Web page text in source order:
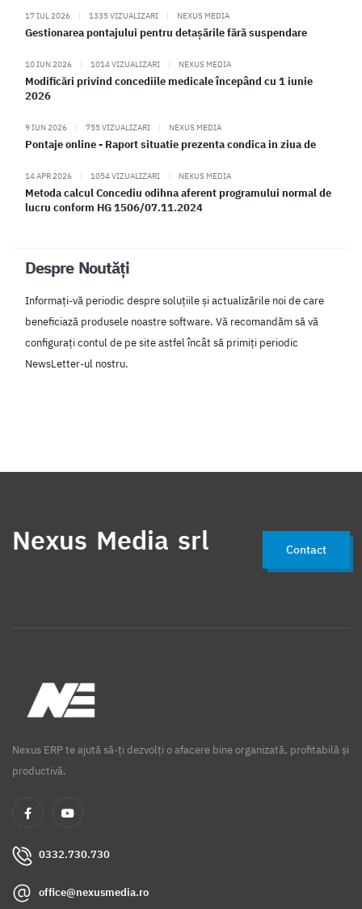
17 IUL 2026 | 1335 VIZUALIZARI | NEXUS MEDIA
Gestionarea pontajului pentru detașările fără suspendare
10 IUN 2026 | 1014 VIZUALIZARI | NEXUS MEDIA
Modificări privind concediile medicale începând cu 1 iunie
2026
9 IUN 2026 | 755 VIZUALIZARI | NEXUS MEDIA
Pontaje online - Raport situatie prezenta condica in ziua de
14 APR 2026 | 1054 VIZUALIZARI | NEXUS MEDIA
Metoda calcul Concediu odihna aferent programului normal de
lucru conform HG 1506/07.11.2024
Despre Noutăți
Informați-vă periodic despre soluțiile și actualizările noi de care
beneficiază produsele noastre software. Vă recomandăm să vă
configurați contul de pe site astfel încât să primiți periodic
NewsLetter-ul nostru.
Nexus Media srl Contact
Nexus ERP te ajută să-ți dezvolți o afacere bine organizată, profitabilă și
productivă.
0332.730.730
office@nexusmedia.ro